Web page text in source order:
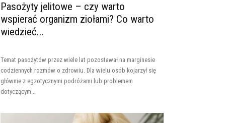
Pasożyty jelitowe – czy warto
wspierać organizm ziołami? Co warto
wiedzieć...
Temat pasożytów przez wiele lat pozostawał na marginesie
codziennych rozmów o zdrowiu. Dla wielu osób kojarzył się
głównie z egzotycznymi podróżami lub problemem
dotyczącym...